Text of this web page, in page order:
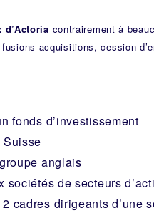
contrairement à
acquisitions, cession
fonds d’investissement
Suisse
anglais
de secteurs
cadres dirigeants d’une